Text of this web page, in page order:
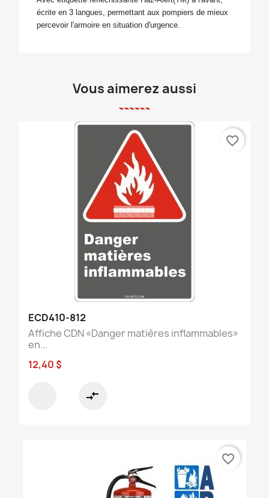
écrite en 3 langues, permettant aux pompiers de mieux
percevoir l'armoire en situation d'urgence.
Vous aimerez aussi
ECD410-812
Affiche CDN «Danger matières inflammables»
en...
12,40 $
compare_arrows
favorite_border
favorite_border